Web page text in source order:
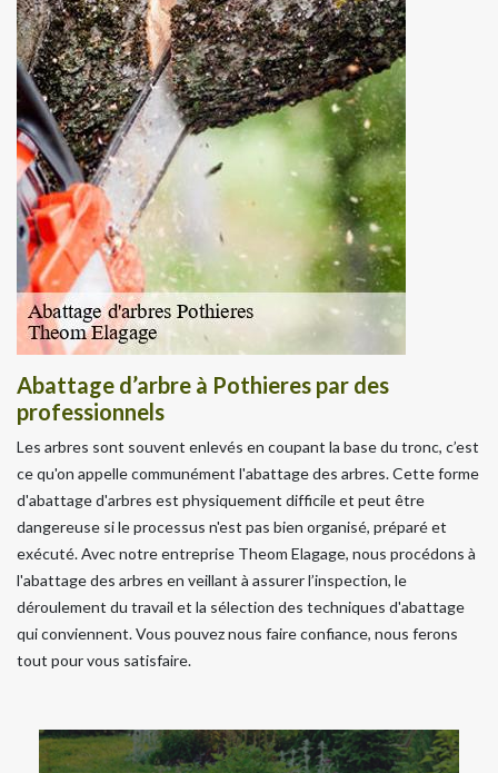
Abattage d’arbre à Pothieres par des
professionnels
Les arbres sont souvent enlevés en coupant la base du tronc, c’est
ce qu'on appelle communément l'abattage des arbres. Cette forme
d'abattage d'arbres est physiquement difficile et peut être
dangereuse si le processus n'est pas bien organisé, préparé et
exécuté. Avec notre entreprise Theom Elagage, nous procédons à
l'abattage des arbres en veillant à assurer l’inspection, le
déroulement du travail et la sélection des techniques d'abattage
qui conviennent. Vous pouvez nous faire confiance, nous ferons
tout pour vous satisfaire.